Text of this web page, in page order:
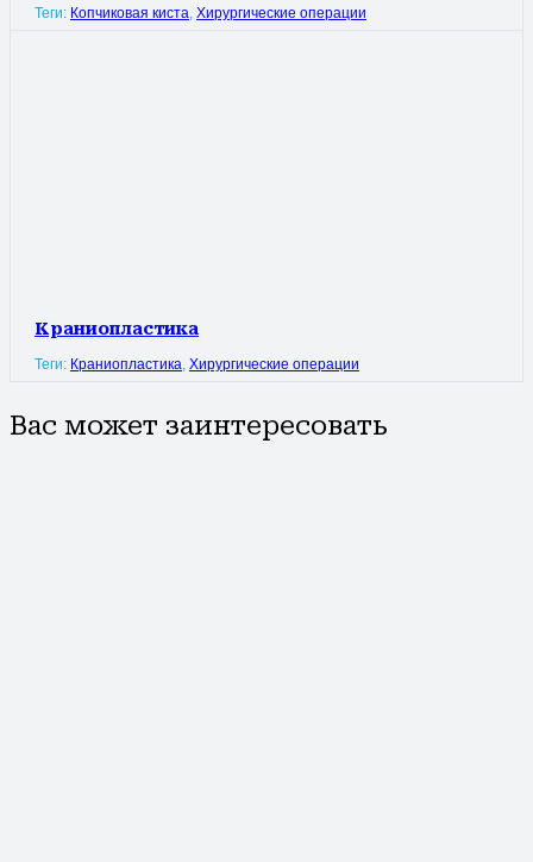
Теги: Копчиковая киста Хирургические операции
Краниопластика
Теги: Краниопластика, Хирургические операции
Вас может заинтересовать